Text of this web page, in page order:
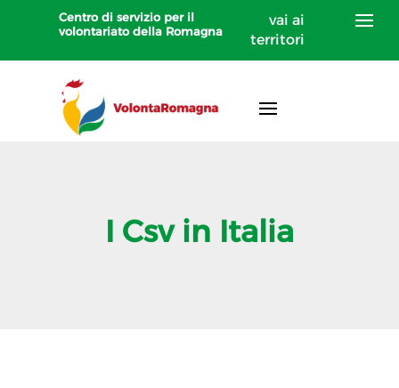
Centro di servizio per il
volontariato della Romagna
vai ai
territori
I Csv in Italia